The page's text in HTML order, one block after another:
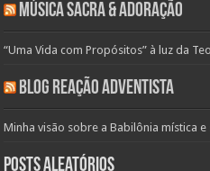
Música Sacra & Adoração
“Uma Vida com Propósitos” à luz da
Blog Reação Adventista
Minha visão sobre a Babilônia mística e
Posts aleatórios